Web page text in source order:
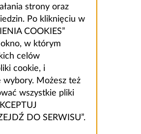
strony oraz
Po kliknięciu w
COOKIES”
w którym
celów
cookie, i
Możesz też
wszystkie pliki
DO SERWISU”.